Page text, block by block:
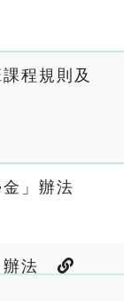
程規則及
金」辦法
辦法